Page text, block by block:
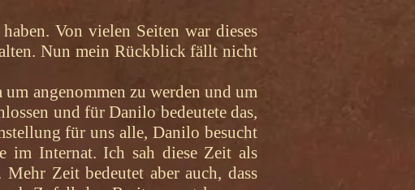
Von vielen Seiten war dieses
Nun mein Rückblick fällt nicht
angenommen zu werden und um
und für Danilo bedeutete das,
für uns alle, Danilo besucht
im Internat. Ich sah diese Zeit als
Zeit bedeutet aber auch, dass